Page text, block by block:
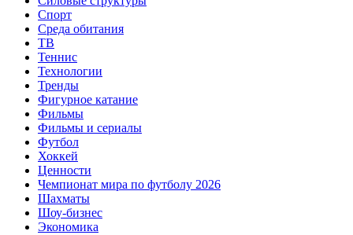
Спорт
Среда обитания
ТВ
Теннис
Технологии
Тренды
Фигурное катание
Фильмы
Фильмы и сериалы
Футбол
Хоккей
Ценности
Чемпионат мира по футболу 2026
Шахматы
Шоу-бизнес
Экономика